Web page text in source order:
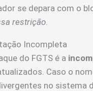
se depara com o
restrição
Incompleta
do FGTS é a
Caso o
no sistema